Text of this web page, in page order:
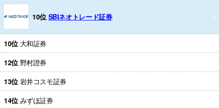
10位 SBIネオトレード証券
10位 大和証券
12位 野村證券
13位 岩井コスモ証券
14位 みずほ証券